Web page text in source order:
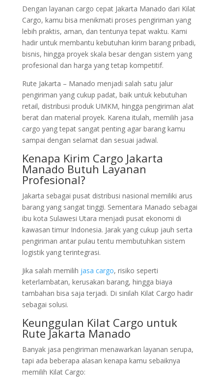
Dengan layanan cargo cepat Jakarta Manado dari Kilat
Cargo, kamu bisa menikmati proses pengiriman yang
lebih praktis, aman, dan tentunya tepat waktu. Kami
hadir untuk membantu kebutuhan kirim barang pribadi,
bisnis, hingga proyek skala besar dengan sistem yang
profesional dan harga yang tetap kompetitif.
Rute Jakarta – Manado menjadi salah satu jalur
pengiriman yang cukup padat, baik untuk kebutuhan
retail, distribusi produk UMKM, hingga pengiriman alat
berat dan material proyek. Karena itulah, memilih jasa
cargo yang tepat sangat penting agar barang kamu
sampai dengan selamat dan sesuai jadwal.
Kenapa Kirim Cargo Jakarta
Manado Butuh Layanan
Profesional?
Jakarta sebagai pusat distribusi nasional memiliki arus
barang yang sangat tinggi. Sementara Manado sebagai
ibu kota Sulawesi Utara menjadi pusat ekonomi di
kawasan timur Indonesia. Jarak yang cukup jauh serta
pengiriman antar pulau tentu membutuhkan sistem
logistik yang terintegrasi.
Jika salah memilih jasa cargo, risiko seperti
keterlambatan, kerusakan barang, hingga biaya
tambahan bisa saja terjadi. Di sinilah Kilat Cargo hadir
sebagai solusi.
Keunggulan Kilat Cargo untuk
Rute Jakarta Manado
Banyak jasa pengiriman menawarkan layanan serupa,
tapi ada beberapa alasan kenapa kamu sebaiknya
memilih Kilat Cargo: